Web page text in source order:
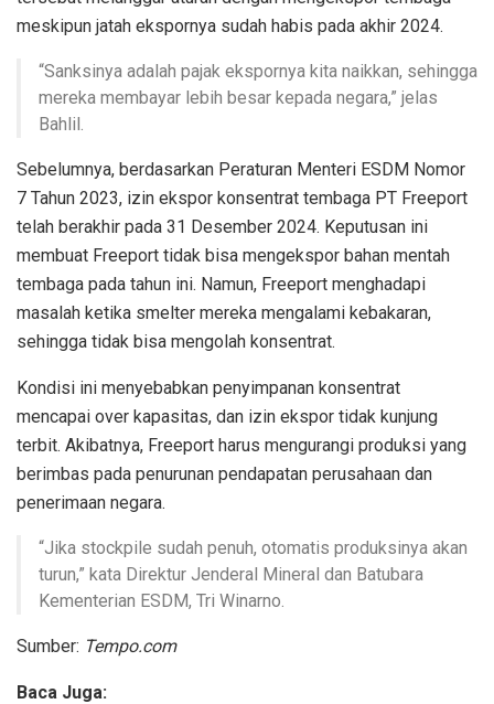
meskipun jatah ekspornya sudah habis pada akhir 2024.
“Sanksinya adalah pajak ekspornya kita naikkan, sehingga
mereka membayar lebih besar kepada negara,” jelas
Bahlil.
Sebelumnya, berdasarkan Peraturan Menteri ESDM Nomor
7 Tahun 2023, izin ekspor konsentrat tembaga PT Freeport
telah berakhir pada 31 Desember 2024. Keputusan ini
membuat Freeport tidak bisa mengekspor bahan mentah
tembaga pada tahun ini. Namun, Freeport menghadapi
masalah ketika smelter mereka mengalami kebakaran,
sehingga tidak bisa mengolah konsentrat.
Kondisi ini menyebabkan penyimpanan konsentrat
mencapai over kapasitas, dan izin ekspor tidak kunjung
terbit. Akibatnya, Freeport harus mengurangi produksi yang
berimbas pada penurunan pendapatan perusahaan dan
penerimaan negara.
“Jika stockpile sudah penuh, otomatis produksinya akan
turun,” kata Direktur Jenderal Mineral dan Batubara
Kementerian ESDM, Tri Winarno.
Sumber: Tempo.com
Baca Juga: